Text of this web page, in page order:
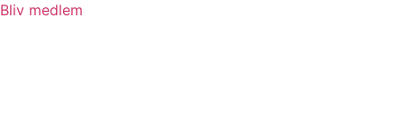
Bliv medlem